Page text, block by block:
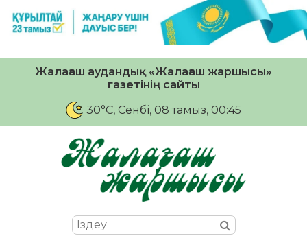
Жалағаш аудандық «Жалағаш жаршысы»
газетінің сайты
30°C, Сенбі, 08 тамыз, 00:45